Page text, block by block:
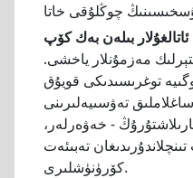
بىلەن بەك كۆپ
مەزمۇنلار ياخشى.
توغرىسىدىكى قويۇق
تەۋسىيەلىرىنى
- خەۋەرلەر،
تەبىئەت
كۆرۈنۈشلىرى.